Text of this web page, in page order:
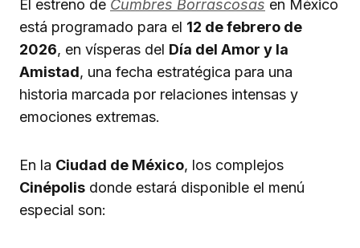
El estreno de Cumbres Borrascosas en México
está programado para el 12 de febrero de
2026, en vísperas del Día del Amor y la
Amistad, una fecha estratégica para una
historia marcada por relaciones intensas y
emociones extremas.
En la Ciudad de México, los complejos
Cinépolis donde estará disponible el menú
especial son: